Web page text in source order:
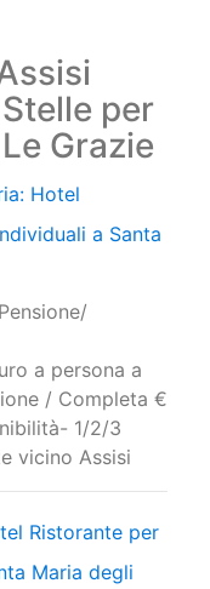
per
Grazie
Hotel
a Santa
a persona a
/ Completa €
1/2/3
vicino Assisi
Ristorante per
Maria degli